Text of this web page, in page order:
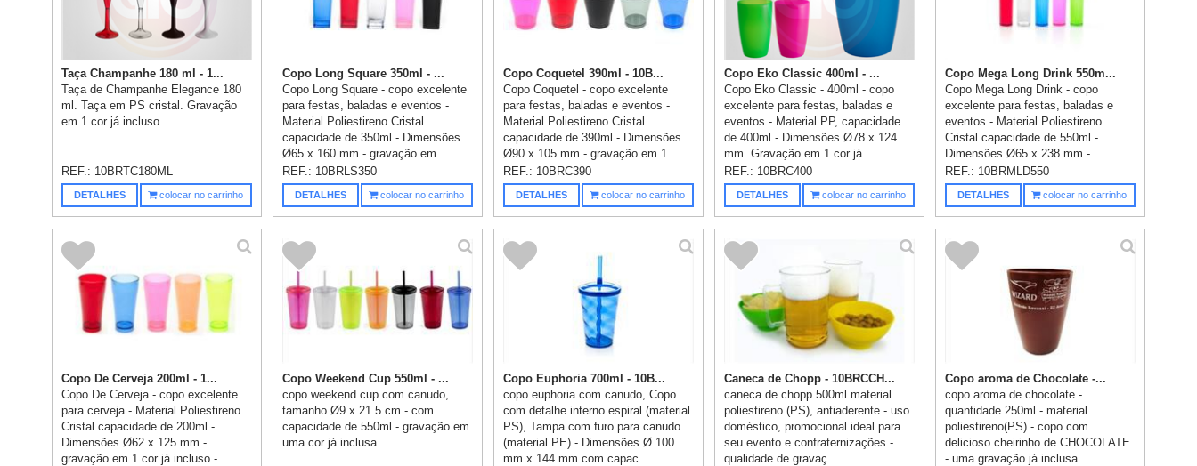
Taça Champanhe 180 ml - 1...
Taça de Champanhe Elegance 180
ml. Taça em PS cristal. Gravação
em 1 cor já incluso.
REF.: 10BRTC180ML
DETALHES colocar no carrinho
Copo Long Square 350ml - ...
Copo Long Square - copo excelente
para festas, baladas e eventos -
Material Poliestireno Cristal
capacidade de 350ml - Dimensões
Ø65 x 160 mm - gravação em...
REF.: 10BRLS350
DETALHES colocar no carrinho
Copo Coquetel 390ml - 10B...
Copo Coquetel - copo excelente
para festas, baladas e eventos -
Material Poliestireno Cristal
capacidade de 390ml - Dimensões
Ø90 x 105 mm - gravação em 1 ...
REF.: 10BRC390
DETALHES colocar no carrinho
Copo Eko Classic 400ml - ...
Copo Eko Classic - 400ml - copo
excelente para festas, baladas e
eventos - Material PP, capacidade
de 400ml - Dimensões Ø78 x 124
mm. Gravação em 1 cor já ...
REF.: 10BRC400
DETALHES colocar no carrinho
Copo Mega Long Drink 550m...
Copo Mega Long Drink - copo
excelente para festas, baladas e
eventos - Material Poliestireno
Cristal capacidade de 550ml -
Dimensões Ø65 x 238 mm -
gravaçã...
REF.: 10BRMLD550
DETALHES colocar no carrinho
Copo De Cerveja 200ml - 1...
Copo De Cerveja - copo excelente
para cerveja - Material Poliestireno
Cristal capacidade de 200ml -
Dimensões Ø62 x 125 mm -
gravação em 1 cor já incluso -...
Copo Weekend Cup 550ml - ...
copo weekend cup com canudo,
tamanho Ø9 x 21.5 cm - com
capacidade de 550ml - gravação em
uma cor já inclusa.
Copo Euphoria 700ml - 10B...
copo euphoria com canudo, Copo
com detalhe interno espiral (material
PS), Tampa com furo para canudo.
(material PE) - Dimensões Ø 100
mm x 144 mm com capac...
Caneca de Chopp - 10BRCCH...
caneca de chopp 500ml material
poliestireno (PS), antiaderente - uso
doméstico, promocional ideal para
seu evento e confraternizações -
qualidade de gravaç...
Copo aroma de Chocolate -...
copo aroma de chocolate -
quantidade 250ml - material
poliestireno(PS) - copo com
delicioso cheirinho de CHOCOLATE
- uma gravação já inclusa.